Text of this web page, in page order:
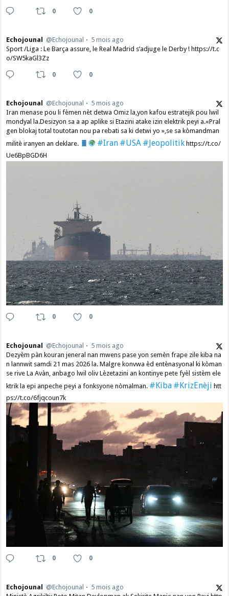
0 0
Echojounal @Echojounal
5 mois ago
Sport /Liga : Le Barça assure, le Real Madrid s’adjuge le Derby ! https://t.c
o/SW5kaGl3Zz
0 0
Echojounal @Echojounal
5 mois ago
Iran menase pou li fèmen nèt detwa Omiz la,yon kafou estratejik pou lwil
mondyal la.Desizyon sa a ap aplike si Etazini atake izin elektrik peyi a.​«Pral
gen blokaj total toutotan nou pa rebati sa ki detwi yo »,se sa kòmandman
militè iranyen an deklare.
#Iran #USA #Jeopolitikhttps://t.co/
Ue6BpBGD6H
0 0
Echojounal @Echojounal
5 mois ago
Dezyèm pàn kouran jeneral nan mwens pase yon semèn frape zile kiba na
n lannwit samdi 21 mas 2026 la. Malgre konvwa èd entènasyonal ki kòman
se rive La Avàn, anbago lwil oliv Lèzetazini an kontinye pete fyèl sistèm ele
ktrik la epi anpeche peyi a fonksyone nòmalman. #Kiba #KrizEnèji htt
ps://t.co/6fjqcoun7k
0 0
Echojounal @Echojounal
5 mois ago